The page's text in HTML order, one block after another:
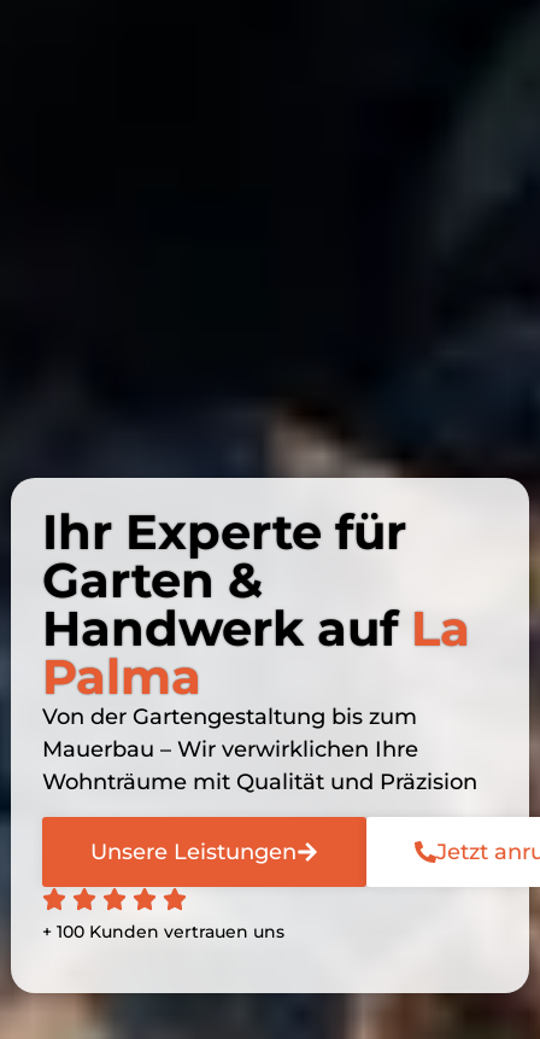
Ihr Experte für
Garten &
Handwerk auf La
Palma
Von der Gartengestaltung bis zum
Mauerbau – Wir verwirklichen Ihre
Wohnträume mit Qualität und Präzision
Unsere Leistungen Jetzt
+ 100 Kunden vertrauen uns